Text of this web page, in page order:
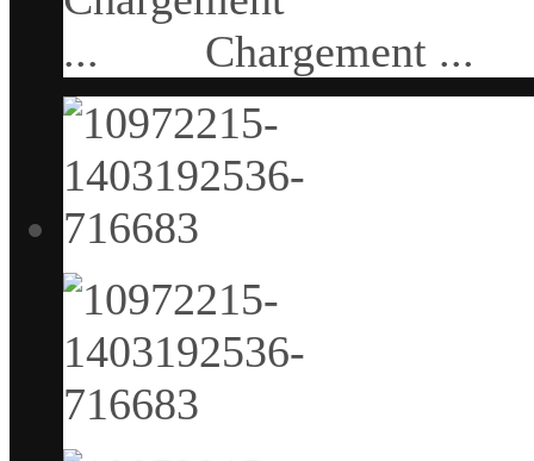
Chargement ...